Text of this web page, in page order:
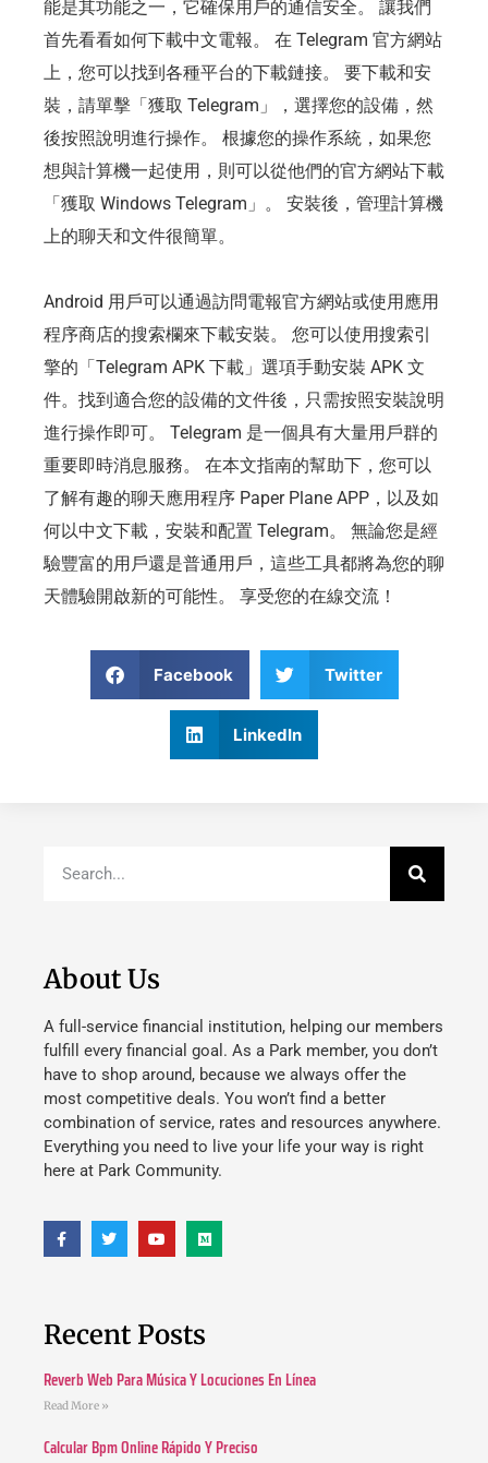
能是其功能之一，它確保用戶的通信安全。 讓我們
首先看看如何下載中文電報。 在 Telegram 官方網站
上，您可以找到各種平台的下載鏈接。 要下載和安
裝，請單擊「獲取 Telegram」，選擇您的設備，然
後按照說明進行操作。 根據您的操作系統，如果您
想與計算機一起使用，則可以從他們的官方網站下載
「獲取 Windows Telegram」。 安裝後，管理計算機
上的聊天和文件很簡單。
Android 用戶可以通過訪問電報官方網站或使用應用
程序商店的搜索欄來下載安裝。 您可以使用搜索引
擎的「Telegram APK 下載」選項手動安裝 APK 文
件。找到適合您的設備的文件後，只需按照安裝說明
進行操作即可。 Telegram 是一個具有大量用戶群的
重要即時消息服務。 在本文指南的幫助下，您可以
了解有趣的聊天應用程序 Paper Plane APP，以及如
何以中文下載，安裝和配置 Telegram。 無論您是經
驗豐富的用戶還是普通用戶，這些工具都將為您的聊
天體驗開啟新的可能性。 享受您的在線交流！
Facebook Twitter
LinkedIn
About Us
A full-service financial institution, helping our members
fulfill every financial goal. As a Park member, you don’t
have to shop around, because we always offer the
most competitive deals. You won’t find a better
combination of service, rates and resources anywhere.
Everything you need to live your life your way is right
here at Park Community.
Recent Posts
Reverb Web Para Música Y Locuciones En Línea
Read More »
Calcular Bpm Online Rápido Y Preciso